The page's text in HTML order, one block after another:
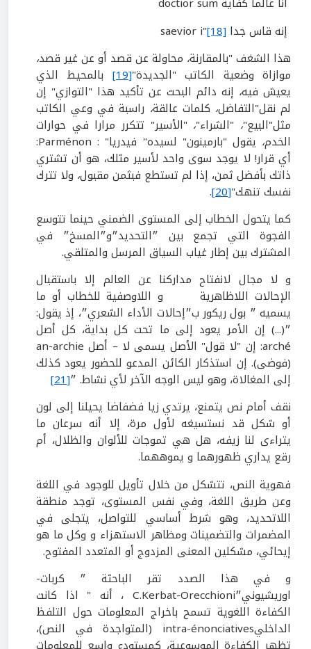
إنه قاس جدا saevior i" [18]
هذا الشغف "بالمقارنة، محاولة عن قصد أو عن غير قصد،
موازاة وضعية الكاتب "الجديدة"[19]
بالمحيط الذي
يعيش فيه، إنه دائم البحث عن تأكيد هذا "التوازي" إن
لم نقل"التفاضل، كلمات عالقة، راسبة في وعي الكاتب
مثل"البيع"، "الشراء"،"الأسير" تتكرر مرارا في حوارات
الخدم،
يقول "بارمينون" لسيده" فيدريا" : Parménon:
أي قرار! لا يوجد سوى واحد لأسير مثلك، هو أن تشتري
ذاتك بأفضل ثمن، إذا لم تستطع فبثمن مقبول، ولا تترك
نفسك تنهك"[20]
.
كما يتحول الخطاب إلى المستوى الضمني حينما تتوسع
الفجوة التي تجمع بين ״التحديد״و״المسخ״ في
المشترك بين إطار غياب السياق المرسل والمتلقي.
و لا مجال لانفتاح مداركنا عن العالم إلا باستقبال
الإحالات اللاظاهرية و اللاوصفية للخطاب أو ما
يسميه ״ بول ريكور ب״إحالات الأداء الشعري״، إذ يقول:
״(...) إن الأمر يعود إلى ما تحت كل بداية، كل أصل
arché: إن "لا قول" الأصل يسمى لا – أصل an-archie
(فوضى). إن استذكار الكائن المدعو للحضور يعود كذلك
إلى المغالاة، وهو ليس الوجه الآخر لأي نشاط. ״[21]
نقف أمام نص يتمنع، يرتدي زيا فضفاضا يحيلنا إلى لون
أو شكل قد نستسيغه لأول مرة، إلا أنه سرعان ما
يتراءى لنا زيفه، هل هي تموجات للألوان والظلال، أم
رقع يداري ظهورهما و يموههما.
فهوية النص، تتشكل من خلال تأويل للوجود في اللغة
وعن طريق اللغة، وفي نفس المستوى، توجد منطقة
اللاتحديد، وهو شرط أساسي للتواصل، يتجلى في
المضمرات والتضمينات ومظاهر الاستهزاء و وكل ما هو
إيحائي، مشكلين المعنى المزدوج أو المتعدد المفتوح.
و في هذا الصدد تقر الباحثة ״ كربات-
اوريشيوني״C.Kerbat-Orecchioni ، أنه " اذا كانت
الكفاءة اللغوية تسمح باخراج المعلومات حول التلفظ
الداخليintra-énonciatives (المتواجدة في النص)،